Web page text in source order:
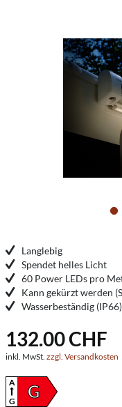
Langlebig
Spendet helles Licht
60 Power LEDs pro
Kann gekürzt werden
Wasserbeständig (IP66)
132.00 CHF
inkl. MwSt. zzgl. Versandkosten
G
A
G